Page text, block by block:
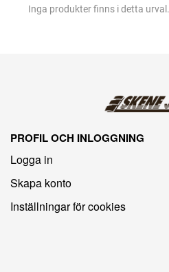
Inga produkter finns i detta urval.
PROFIL OCH INLOGGNING
Logga in
Skapa konto
Inställningar för cookies